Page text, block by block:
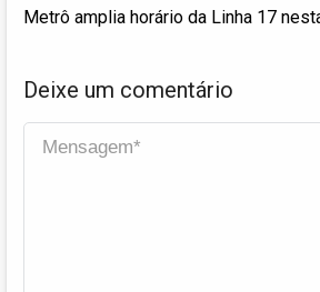
Metrô amplia horário da Linha 17
Deixe um comentário